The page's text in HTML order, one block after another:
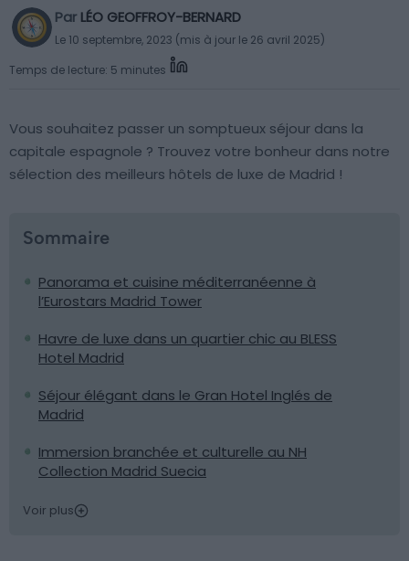
Par LÉO GEOFFROY-BERNARD
Le 10 septembre, 2023 (mis à jour le 26 avril 2025)
Temps de lecture: 5 minutes
Vous souhaitez passer un somptueux séjour dans la
capitale espagnole ? Trouvez votre bonheur dans notre
sélection des meilleurs hôtels de luxe de Madrid !
Sommaire
Panorama et cuisine méditerranéenne à
l’Eurostars Madrid Tower
Havre de luxe dans un quartier chic au BLESS
Hotel Madrid
Séjour élégant dans le Gran Hotel Inglés de
Madrid
Immersion branchée et culturelle au NH
Collection Madrid Suecia
Voir plus